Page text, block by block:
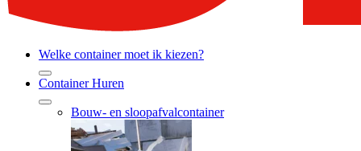
Welke container moet ik kiezen?
Container Huren
Bouw- en sloopafvalcontainer